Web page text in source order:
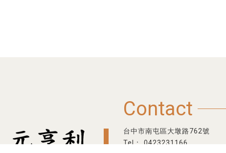
Contact
台中市南屯區大墩路762號
0423231166